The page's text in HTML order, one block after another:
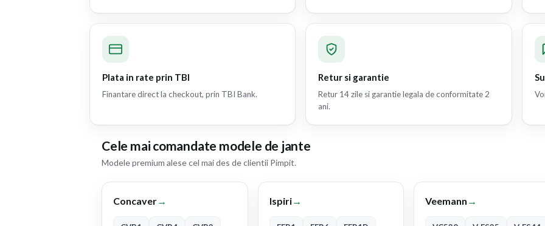
Plata in rate prin TBI
Finantare direct la checkout, prin TBI Bank.
Retur si garantie
Retur 14 zile si garantie legala de conformitate 2
ani.
Cele mai comandate modele de jante
Modele premium alese cel mai des de clientii Pimpit.
Concaver→ Ispiri→ Veemann →